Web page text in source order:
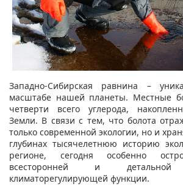
Западно-Сибирская равнина –
масштабе нашей планеты. Местные
четверти всего углерода,
Земли. В связи с тем, что болота
только современной экологии, но и
глубинах тысячелетнюю историю
регионе, сегодня особенно
всесторонней и
климаторегулирующей функции.